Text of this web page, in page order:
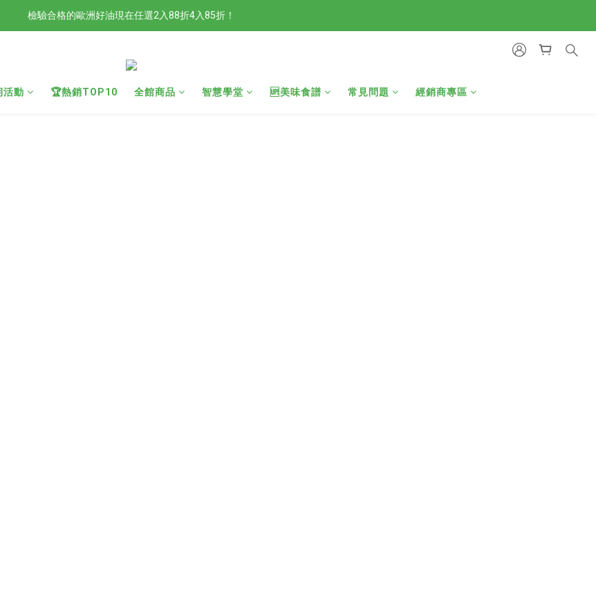
檢驗合格的歐洲好油現在任選2入88折4入85折！
檢驗合格的歐洲好油現在任選2入88折4入85折！
活動 🏆熱銷TOP10 全館商品 智慧學堂 🆙美味食譜 常見問題 經銷商專區